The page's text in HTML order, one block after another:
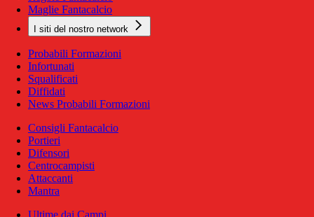
Maglie Fantacalcio
I siti del nostro network
Probabili Formazioni
Infortunati
Squalificati
Diffidati
News Probabili Formazioni
Consigli Fantacalcio
Portieri
Difensori
Centrocampisti
Attaccanti
Mantra
Ultime dai Campi